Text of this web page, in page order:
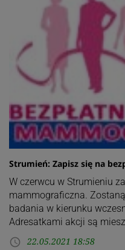
Strumień: Zapisz się na
W czerwcu w Strumieniu
mammograficzna.
badania w kierunku
Adresatkami akcji są
access_time 22.05.2021 18:58